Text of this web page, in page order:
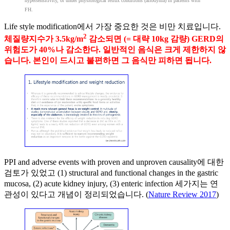
FH.
Life style modification에서 가장 중요한 것은 비만 치료입니다.
체질량지수가 3.5kg/m2 감소되면 (= 대략 10kg 감량) GERD의
위험도가 40%나 감소한다. 일반적인 음식은 크게 제한하지 않
습니다. 본인이 드시고 불편하면 그 음식만 피하면 됩니다.
PPI and adverse events with proven and unproven causality에 대한
검토가 있었고 (1) structural and functional changes in the gastric
mucosa, (2) acute kidney injury, (3) enteric infection 세가지는 연
관성이 있다고 개념이 정리되었습니다. (Nature Review 2017)